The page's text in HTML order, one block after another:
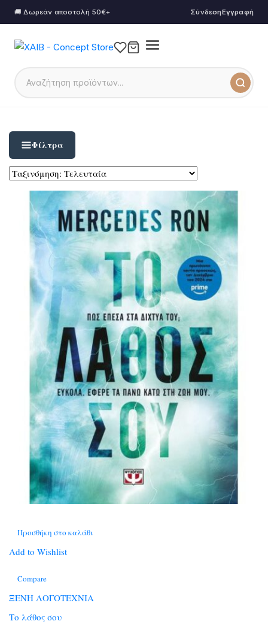
🚚 Δωρεάν αποστολή 50€+ ΣύνδεσηΕγγραφή
Φίλτρα
Προσθήκη στο καλάθι
Add to Wishlist
Compare
ΞΕΝΗ ΛΟΓΟΤΕΧΝΙΑ
Το λάθος σου